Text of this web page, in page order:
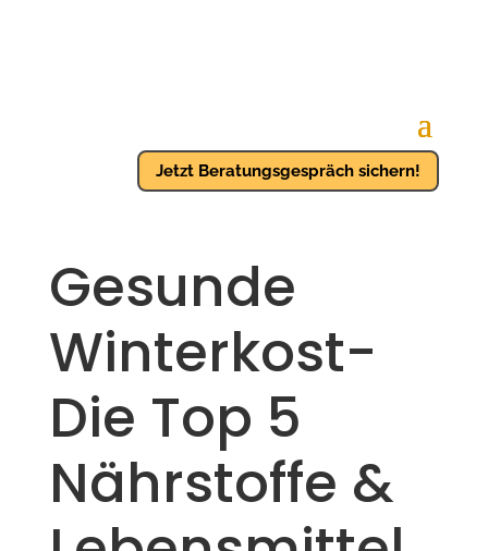
Jetzt Beratungsgespräch sichern!
Gesunde
Winterkost-
Die Top 5
Nährstoffe &